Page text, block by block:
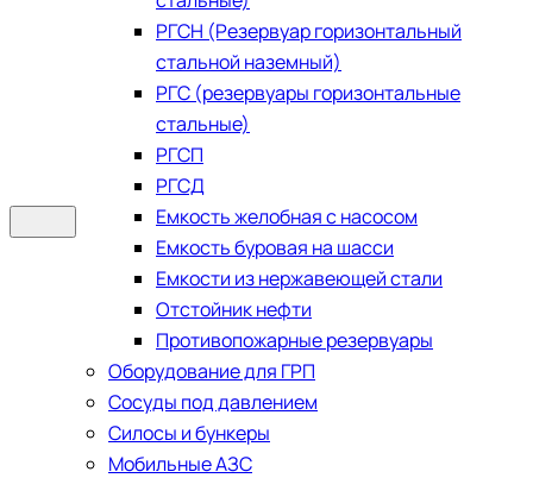
РГСН (Резервуар горизонтальный
стальной наземный)
РГС (резервуары горизонтальные
стальные)
РГСП
РГСД
Емкость желобная с насосом
Емкость буровая на шасси
Емкости из нержавеющей стали
​Отстойник нефти
Противопожарные резервуары
Оборудование для ГРП
Сосуды под давлением
Силосы и бункеры
Мобильные АЗС